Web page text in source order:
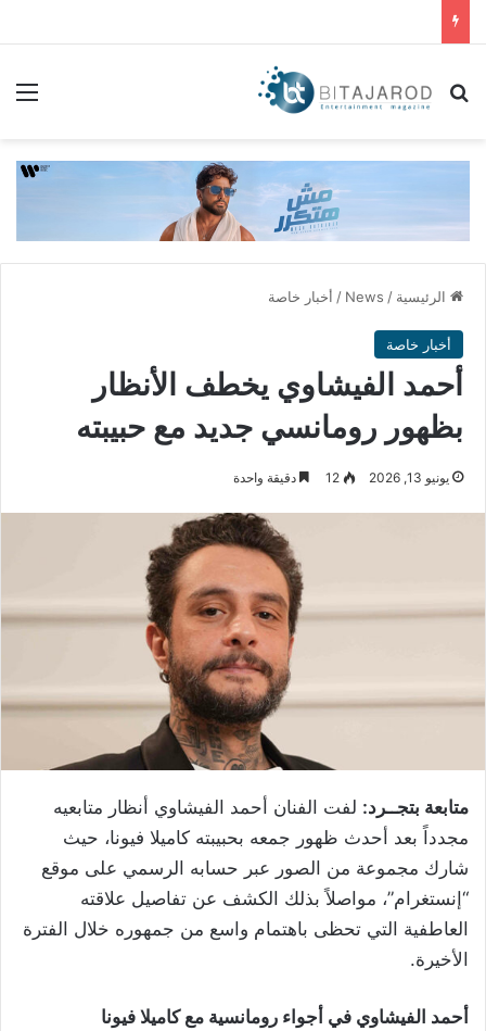
بحث عن
الرئيسية /
News
/ أخبار خاصة
أخبار خاصة
أحمد الفيشاوي يخطف الأنظار
بظهور رومانسي جديد مع حبيبته
يونيو 13, 2026 12 دقيقة واحدة
متابعة بتجــرد: لفت الفنان أحمد الفيشاوي أنظار متابعيه
مجدداً بعد أحدث ظهور جمعه بحبيبته كاميلا فيونا، حيث
شارك مجموعة من الصور عبر حسابه الرسمي على موقع
“إنستغرام”، مواصلاً بذلك الكشف عن تفاصيل علاقته
العاطفية التي تحظى باهتمام واسع من جمهوره خلال الفترة
الأخيرة.
أحمد الفيشاوي في أجواء رومانسية مع كاميلا فيونا